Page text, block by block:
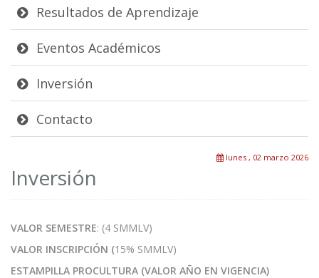
Resultados de Aprendizaje
Eventos Académicos
Inversión
Contacto
lunes , 02 marzo 2026
Inversión
VALOR SEMESTRE: (4 SMMLV)
VALOR INSCRIPCIÓN (15% SMMLV)
ESTAMPILLA PROCULTURA (VALOR AÑO EN VIGENCIA)